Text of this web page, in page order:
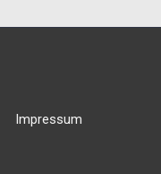
Impressum